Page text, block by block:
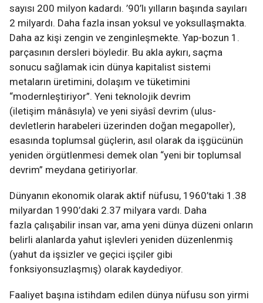
sayısı 200 milyon kadardı. ’90’lı yılların başında sayıları
2 milyardı. Daha fazla insan yoksul ve yoksullaşmakta.
Daha az kişi zengin ve zenginleşmekte. Yap-bozun 1.
parçasının dersleri böyledir. Bu akla aykırı, saçma
sonucu sağlamak icin dünya kapitalist sistemi
metaların üretimini, dolaşım ve tüketimini
“modernleştiriyor”. Yeni teknolojik devrim
(iletişim mânâsıyla) ve yeni siyâsî devrim (ulus-
devletlerin harabeleri üzerinden doğan megapoller),
esasında toplumsal güçlerin, asıl olarak da işgücünün
yeniden örgütlenmesi demek olan “yeni bir toplumsal
devrim” meydana getiriyorlar.
Dünyanın ekonomik olarak aktif nüfusu, 1960’taki 1.38
milyardan 1990’daki 2.37 milyara vardı. Daha
fazla çalışabilir insan var, ama yeni dünya düzeni onların
belirli alanlarda yahut işlevleri yeniden düzenlenmiş
(yahut da işsizler ve geçici işçiler gibi
fonksiyonsuzlaşmış) olarak kaydediyor.
Faaliyet başına istihdam edilen dünya nüfusu son yirmi